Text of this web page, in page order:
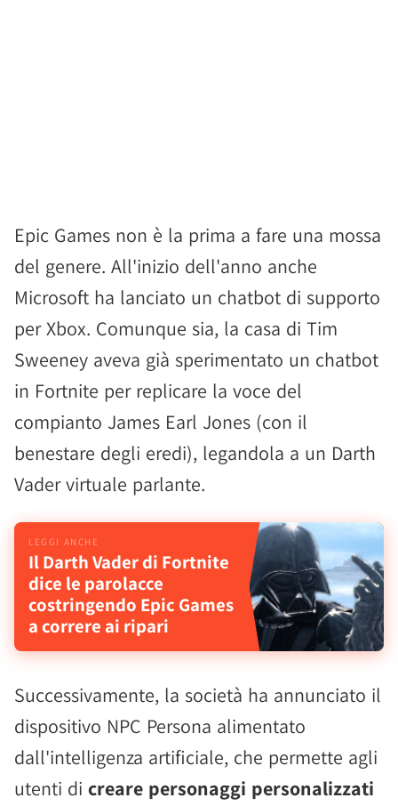
Epic Games non è la prima a fare una mossa
del genere. All'inizio dell'anno anche
Microsoft ha lanciato un chatbot di supporto
per Xbox. Comunque sia, la casa di Tim
Sweeney aveva già sperimentato un chatbot
in Fortnite per replicare la voce del
compianto James Earl Jones (con il
benestare degli eredi), legandola a un Darth
Vader virtuale parlante.
Il Darth Vader di Fortnite
dice le parolacce
costringendo Epic Games
a correre ai ripari
Successivamente, la società ha annunciato il
dispositivo NPC Persona alimentato
dall'intelligenza artificiale, che permette agli
utenti di creare personaggi personalizzati